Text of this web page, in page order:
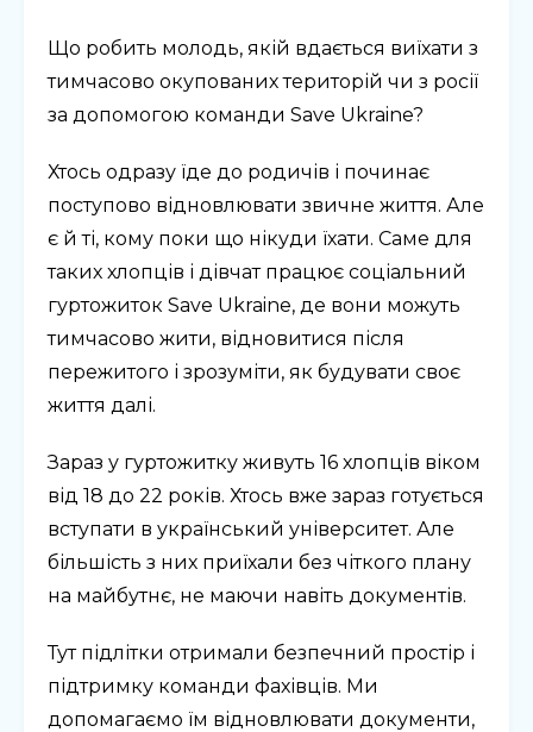
Що робить молодь, якій вдається виїхати з
тимчасово окупованих територій чи з росії
за допомогою команди Save Ukraine?
Хтось одразу їде до родичів і починає
поступово відновлювати звичне життя. Але
є й ті, кому поки що нікуди їхати. Саме для
таких хлопців і дівчат працює соціальний
гуртожиток Save Ukraine, де вони можуть
тимчасово жити, відновитися після
пережитого і зрозуміти, як будувати своє
життя далі.
Зараз у гуртожитку живуть 16 хлопців віком
від 18 до 22 років. Хтось вже зараз готується
вступати в український університет. Але
більшість з них приїхали без чіткого плану
на майбутнє, не маючи навіть документів.
Тут підлітки отримали безпечний простір і
підтримку команди фахівців. Ми
допомагаємо їм відновлювати документи,